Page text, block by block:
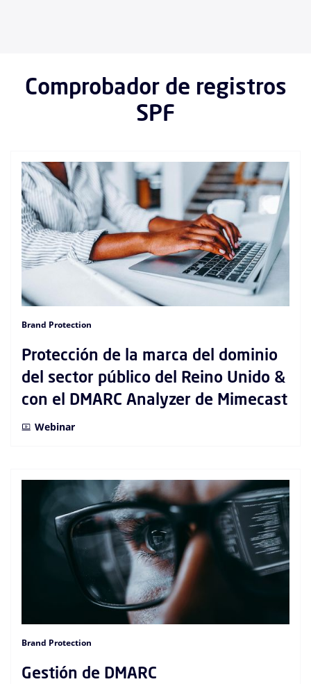
Comprobador de registros
SPF
Brand Protection
Protección de la marca del dominio
del sector público del Reino Unido &
con el DMARC Analyzer de Mimecast
Webinar
Brand Protection
Gestión de DMARC